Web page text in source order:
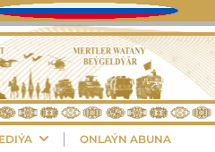
ONLAÝN ABUNA